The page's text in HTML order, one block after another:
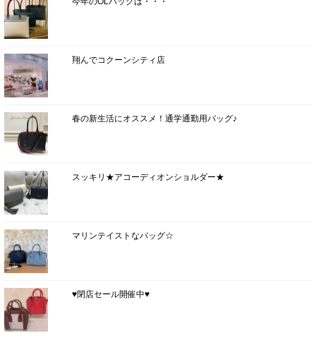
翔んでコクーンシティ店
春の新生活にオススメ！通学通勤用バッグ♪
スッキリ★アコーディオンショルダー★
マリンテイストなバッグ☆
♥閉店セール開催中♥